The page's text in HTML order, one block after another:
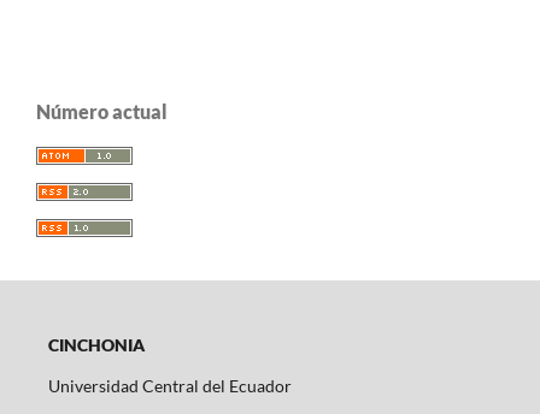
Número actual
CINCHONIA
Universidad Central del Ecuador